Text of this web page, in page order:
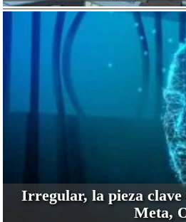
Irregular, la pieza clave
Meta,